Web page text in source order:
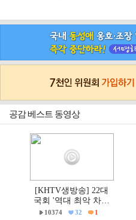
공감 베스트 동영상
[KHTV생방송] 22대
국회 '역대 최악 차별
금지법' 반대 거룩한방
10374 32 1